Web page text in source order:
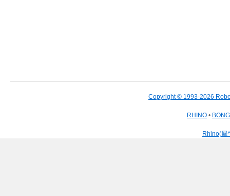
Copyright © 1993-2026
RHINO •
Rhino(犀